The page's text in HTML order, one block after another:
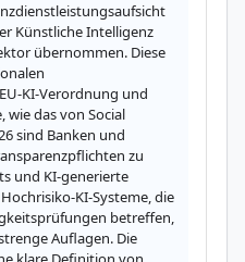
Künstliche Intelligenz
übernommen. Diese
KI-Verordnung und
das von Social
sind Banken und
zu
und KI-generierte
KI-Systeme, die
betreffen,
Auflagen. Die